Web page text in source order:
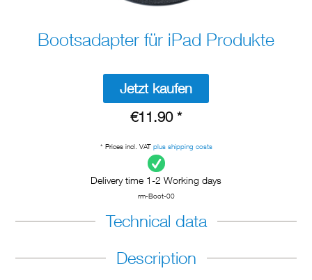
Bootsadapter für iPad Produkte
Jetzt kaufen
€11.90 *
* Prices incl. VAT plus shipping costs
Delivery time 1-2 Working days
rm-Boot-00
Technical data
Description